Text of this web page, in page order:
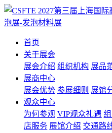
首页
关于展会
展会介绍 组织机构 展品
展商中心
展会优势 参展细则 展馆
观众中心
为何参观 VIP观众礼遇
店服务 展馆介绍 交通路